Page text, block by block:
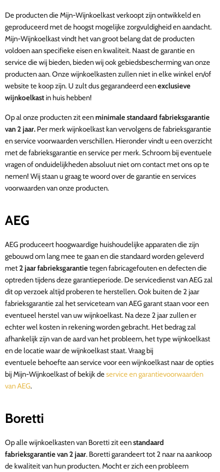
De producten die Mijn-Wijnkoelkast verkoopt zijn ontwikkeld en
geproduceerd met de hoogst mogelijke zorgvuldigheid en aandacht.
Mijn-Wijnkoelkast vindt het van groot belang dat de producten
voldoen aan specifieke eisen en kwaliteit. Naast de garantie en
service die wij bieden, bieden wij ook gebiedsbescherming van onze
producten aan. Onze wijnkoelkasten zullen niet in elke winkel en/of
website te koop zijn. U zult dus gegarandeerd eenexclusieve
wijnkoelkast in huis hebben!
Op al onze producten zit eenminimale standaard fabrieksgarantie
van 2 jaar. Per merk wijnkoelkast kan vervolgens de fabrieksgarantie
en service voorwaarden verschillen. Hieronder vindt u een overzicht
met de fabrieksgarantie en service per merk. Schroom bij eventuele
vragen of onduidelijkheden absoluut niet om contact met ons op te
nemen! Wij staan u graag te woord over de garantie en services
voorwaarden van onze producten.
AEG
AEG produceert hoogwaardige huishoudelijke apparaten die zijn
gebouwd om lang mee te gaan en die standaard worden geleverd
met2 jaar fabrieksgarantietegen fabricagefouten en defecten die
optreden tijdens deze garantieperiode. De servicedienst van AEG zal
dit op verzoek altijd proberen te herstellen. Ook buiten de 2 jaar
fabrieksgarantie zal het serviceteam van AEG garant staan voor een
eventueel herstel van uw wijnkoelkast. Na deze 2 jaar zullen er
echter wel kosten in rekening worden gebracht. Het bedrag zal
afhankelijk zijn van de aard van het probleem, het type wijnkoelkast
en de locatie waar de wijnkoelkast staat. Vraag bij
eventuele behoefte aan service voor een wijnkoelkast naar de opties
bij Mijn-Wijnkoelkast of bekijk deservice en garantievoorwaarden
van AEG.
Boretti
Op alle wijnkoelkasten van Boretti zit eenstandaard
fabrieksgarantie van 2 jaar. Boretti garandeert tot 2 naar na aankoop
de kwaliteit van hun producten. Mocht er zich een probleem